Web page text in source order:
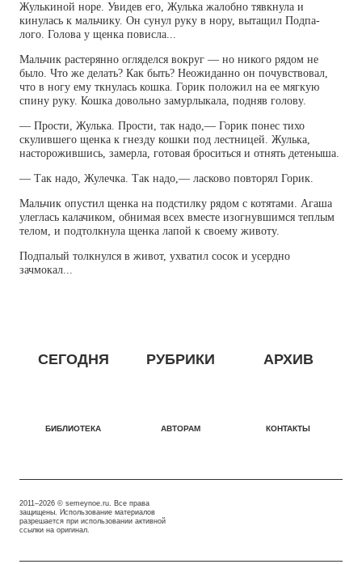
Жулькиной норе. Увидев его, Жулька жалобно тявкнула и
кинулась к мальчику. Он сунул руку в нору, вытащил Подпа-
лого. Голова у щенка повисла...
Мальчик растерянно огляделся вокруг — но никого рядом не
было. Что же делать? Как быть? Неожиданно он почувствовал,
что в ногу ему ткнулась кошка. Горик положил на ее мягкую
спину руку. Кошка довольно замурлыкала, подняв голову.
— Прости, Жулька. Прости, так надо,— Горик понес тихо
скулившего щенка к гнезду кошки под лестницей. Жулька,
насторожившись, замерла, готовая броситься и отнять детеныша.
— Так надо, Жулечка. Так надо,— ласково повторял Горик.
Мальчик опустил щенка на подстилку рядом с котятами. Агаша
улеглась калачиком, обнимая всех вместе изогнувшимся теплым
телом, и подтолкнула щенка лапой к своему животу.
Подпалый толкнулся в живот, ухватил сосок и усердно
зачмокал...
СЕГОДНЯ РУБРИКИ АРХИВ
БИБЛИОТЕКА АВТОРАМ КОНТАКТЫ
2011–2026 © semeynoe.ru. Все права
защищены. Использование материалов
разрешается при использовании активной
ссылки на оригинал.